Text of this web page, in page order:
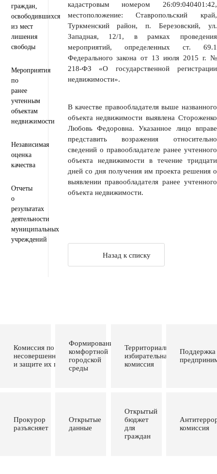
граждан,
освободившихся
из мест
лишения
свободы
Мероприятия
по
ранее
учтенным
объектам
недвижимости
Независимая
оценка
качества
Отчеты
о
результатах
деятельности
муниципальных
учреждений
кадастровым номером 26:09:040401:42,
местоположение: Ставропольский край,
Туркменский район, п. Березовский, ул.
Западная, 12/1, в рамках проведения
мероприятий, определенных ст. 69.1
Федерального закона от 13 июля 2015 г. №
218-ФЗ «О государственной регистрации
недвижимости».
В качестве правообладателя выше названного
объекта недвижимости выявлена Стороженко
Любовь Федоровна. Указанное лицо вправе
представить возражения относительно
сведений о правообладателе ранее учтенного
объекта недвижимости в течение тридцати
дней со дня получения им проекта решения о
выявлении правообладателя ранее учтенного
объекта недвижимости.
Назад к списку
Комиссия по делам
несовершеннолетних
и защите их прав
Формирование
комфортной
городской
среды
Территориальная
избирательная
комиссия
Поддержка
Прокурор
разъясняет
Открытые
данные
Открытый
бюджет
для
граждан
комиссия